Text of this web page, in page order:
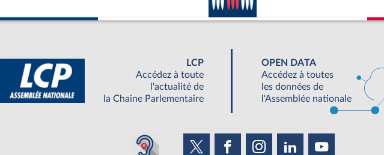
LCP
Accédez à toute
l'actualité de
la Chaine Parlementaire
OPEN DATA
Accédez à toutes
les données de
l'Assemblée nationale